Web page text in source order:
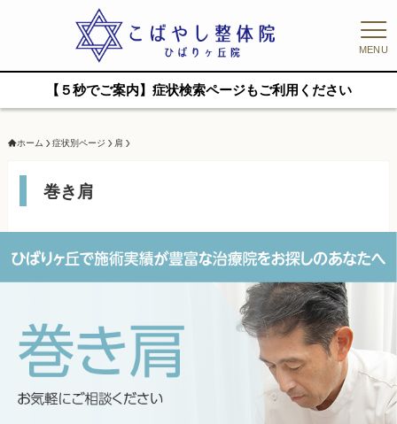
MENU
【５秒でご案内】症状検索ページもご利用ください
ホーム 症状別ページ 肩
巻き肩